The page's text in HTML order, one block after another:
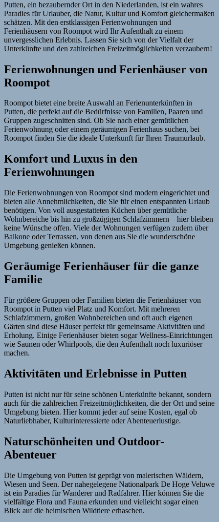
Putten, ein bezaubernder Ort in den Niederlanden, ist ein wahres
Paradies für Urlauber, die Natur, Kultur und Komfort gleichermaßen
schätzen. Mit den erstklassigen Ferienwohnungen und
Ferienhäusern von Roompot wird Ihr Aufenthalt zu einem
unvergesslichen Erlebnis. Lassen Sie sich von der Vielfalt der
Unterkünfte und den zahlreichen Freizeitmöglichkeiten verzaubern!
Ferienwohnungen und Ferienhäuser von
Roompot
Roompot bietet eine breite Auswahl an Ferienunterkünften in
Putten, die perfekt auf die Bedürfnisse von Familien, Paaren und
Gruppen zugeschnitten sind. Ob Sie nach einer gemütlichen
Ferienwohnung oder einem geräumigen Ferienhaus suchen, bei
Roompot finden Sie die ideale Unterkunft für Ihren Traumurlaub.
Komfort und Luxus in den
Ferienwohnungen
Die Ferienwohnungen von Roompot sind modern eingerichtet und
bieten alle Annehmlichkeiten, die Sie für einen entspannten Urlaub
benötigen. Von voll ausgestatteten Küchen über gemütliche
Wohnbereiche bis hin zu großzügigen Schlafzimmern – hier bleiben
keine Wünsche offen. Viele der Wohnungen verfügen zudem über
Balkone oder Terrassen, von denen aus Sie die wunderschöne
Umgebung genießen können.
Geräumige Ferienhäuser für die ganze
Familie
Für größere Gruppen oder Familien bieten die Ferienhäuser von
Roompot in Putten viel Platz und Komfort. Mit mehreren
Schlafzimmern, großen Wohnbereichen und oft auch eigenen
Gärten sind diese Häuser perfekt für gemeinsame Aktivitäten und
Erholung. Einige Ferienhäuser bieten sogar Wellness-Einrichtungen
wie Saunen oder Whirlpools, die den Aufenthalt noch luxuriöser
machen.
Aktivitäten und Erlebnisse in Putten
Putten ist nicht nur für seine schönen Unterkünfte bekannt, sondern
auch für die zahlreichen Freizeitmöglichkeiten, die der Ort und seine
Umgebung bieten. Hier kommt jeder auf seine Kosten, egal ob
Naturliebhaber, Kulturinteressierte oder Abenteuerlustige.
Naturschönheiten und Outdoor-
Abenteuer
Die Umgebung von Putten ist geprägt von malerischen Wäldern,
Wiesen und Seen. Der nahegelegene Nationalpark De Hoge Veluwe
ist ein Paradies für Wanderer und Radfahrer. Hier können Sie die
vielfältige Flora und Fauna erkunden und vielleicht sogar einen
Blick auf die heimischen Wildtiere erhaschen.